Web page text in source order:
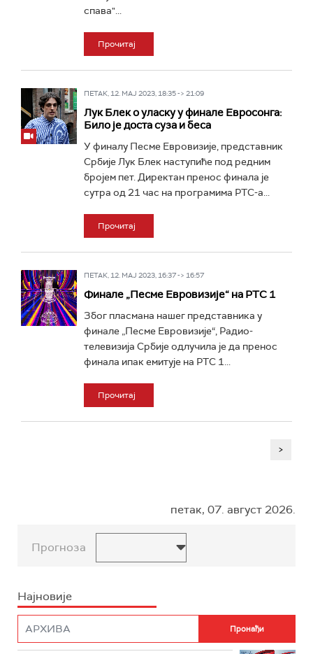
спава"...
Прочитај
ПЕТАК, 12. МАЈ 2023, 18:35 -> 21:09
Лук Блек о уласку у финале Евросонга:
Било је доста суза и беса
У финалу Песме Евровизије, представник
Србије Лук Блек наступиће под редним
бројем пет. Директан пренос финала je
сутра од 21 час на програмима РТС-а...
Прочитај
ПЕТАК, 12. МАЈ 2023, 16:37 -> 16:57
Финале „Песме Евровизије“ на РТС 1
Због пласмана нашег представника у
финале „Песме Евровизије“, Радио-
телевизија Србије одлучила је да пренос
финала ипак емитује на РТС 1...
Прочитај
>
петак, 07. август 2026.
Прогноза
Најновије